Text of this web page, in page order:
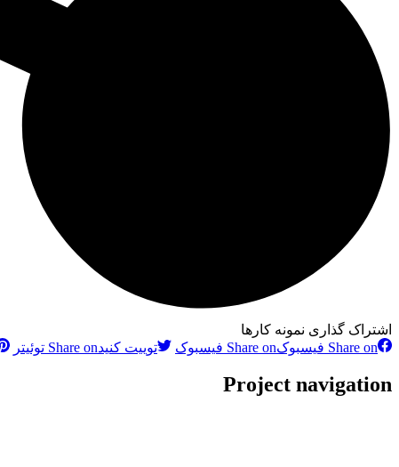
اشتراک گذاری نمونه کارها
Share on فیسبوک
Share on فیسبوک توییت کنیدShare on توئیتر
Project navigation